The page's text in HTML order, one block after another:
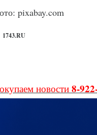
pixabay.com
1743.RU
новости8-